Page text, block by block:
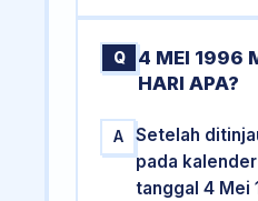
Q
4 MEI 1996
HARI APA?
A
Setelah
pada
tanggal 4 Mei